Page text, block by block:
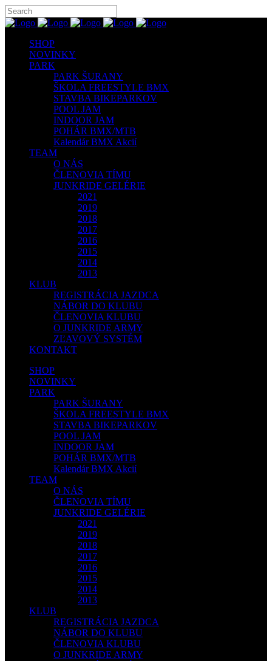
SHOP
NOVINKY
PARK
PARK ŠURANY
ŠKOLA FREESTYLE BMX
STAVBA BIKEPARKOV
POOL JAM
INDOOR JAM
POHÁR BMX/MTB
Kalendár BMX Akcií
TEAM
O NÁS
ČLENOVIA TÍMU
JUNKRIDE GELÉRIE
2021
2019
2018
2017
2016
2015
2014
2013
KLUB
REGISTRÁCIA JAZDCA
NÁBOR DO KLUBU
ČLENOVIA KLUBU
O JUNKRIDE ARMY
ZĽAVOVÝ SYSTÉM
KONTAKT
SHOP
NOVINKY
PARK
PARK ŠURANY
ŠKOLA FREESTYLE BMX
STAVBA BIKEPARKOV
POOL JAM
INDOOR JAM
POHÁR BMX/MTB
Kalendár BMX Akcií
TEAM
O NÁS
ČLENOVIA TÍMU
JUNKRIDE GELÉRIE
2021
2019
2018
2017
2016
2015
2014
2013
KLUB
REGISTRÁCIA JAZDCA
NÁBOR DO KLUBU
ČLENOVIA KLUBU
O JUNKRIDE ARMY